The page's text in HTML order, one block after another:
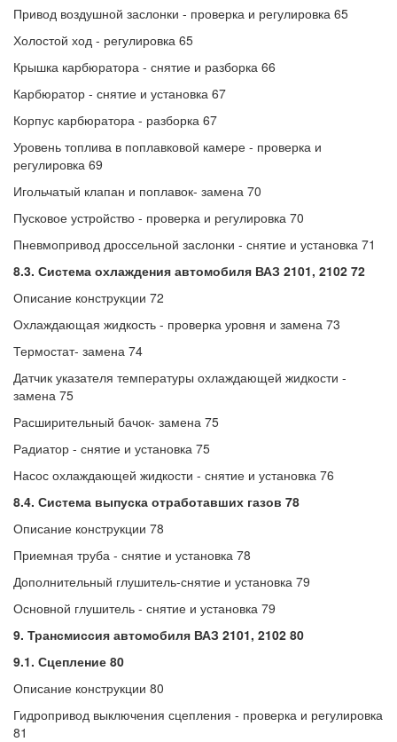
Привод воздушной заслонки - проверка и регулировка 65
Холостой ход - регулировка 65
Крышка карбюратора - снятие и разборка 66
Карбюратор - снятие и установка 67
Корпус карбюратора - разборка 67
Уровень топлива в поплавковой камере - проверка и
регулировка 69
Игольчатый клапан и поплавок- замена 70
Пусковое устройство - проверка и регулировка 70
Пневмопривод дроссельной заслонки - снятие и установка 71
8.3. Система охлаждения автомобиля ВАЗ 2101, 2102 72
Описание конструкции 72
Охлаждающая жидкость - проверка уровня и замена 73
Термостат- замена 74
Датчик указателя температуры охлаждающей жидкости -
замена 75
Расширительный бачок- замена 75
Радиатор - снятие и установка 75
Насос охлаждающей жидкости - снятие и установка 76
8.4. Система выпуска отработавших газов 78
Описание конструкции 78
Приемная труба - снятие и установка 78
Дополнительный глушитель-снятие и установка 79
Основной глушитель - снятие и установка 79
9. Трансмиссия автомобиля ВАЗ 2101, 2102 80
9.1. Сцепление 80
Описание конструкции 80
Гидропривод выключения сцепления - проверка и регулировка
81